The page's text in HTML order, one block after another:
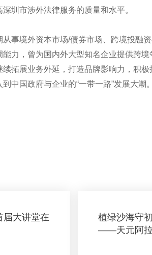
圳市涉外法律服务的质量和水平。
事境外资本市场/债券市场、跨境投融
力，曾为国内外大型知名企业提供跨
拓展业务外延，打造品牌影响力，积
中国政府与企业的“一带一路”发展大潮。
届大讲堂在
植绿沙海守
——天元阿拉